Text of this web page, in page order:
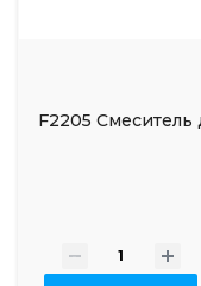
F2205 Смеситель
- +